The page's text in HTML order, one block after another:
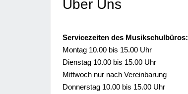
Über Uns
Servicezeiten des Musikschulbüros:
Montag 10.00 bis 15.00 Uhr
Dienstag 10.00 bis 15.00 Uhr
Mittwoch nur nach Vereinbarung
Donnerstag 10.00 bis 15.00 Uhr